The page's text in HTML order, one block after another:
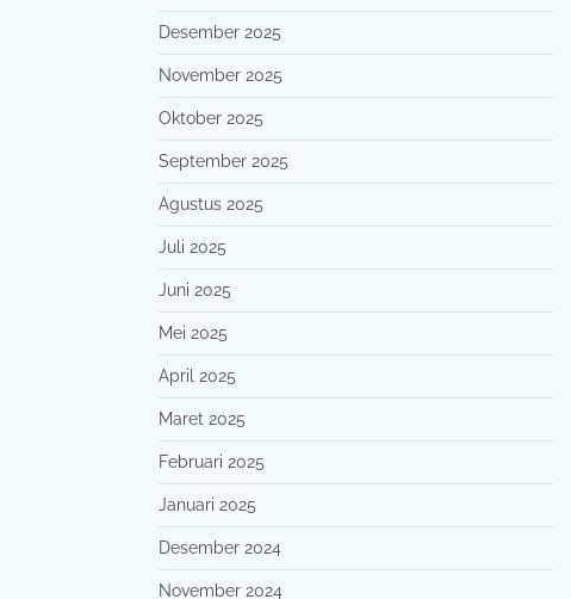
Desember 2025
November 2025
Oktober 2025
September 2025
Agustus 2025
Juli 2025
Juni 2025
Mei 2025
April 2025
Maret 2025
Februari 2025
Januari 2025
Desember 2024
November 2024